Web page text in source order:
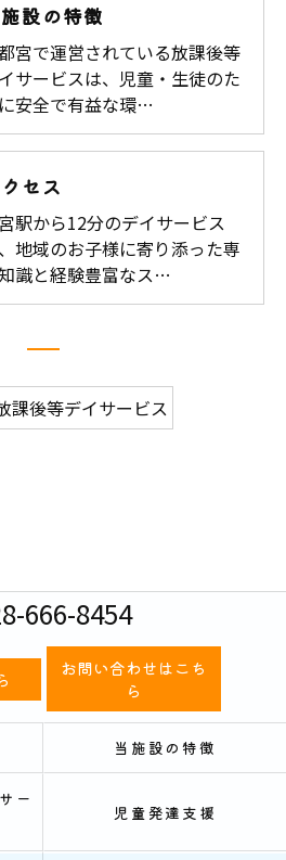
設の特徴
宮で運営されている放課後等
サービスは、児童・生徒のた
安全で有益な環…
セス
駅から12分のデイサービス
地域のお子様に寄り添った専
識と経験豊富なス…
課後等デイサービス
666-8454
お問い合わせはこち
ら
当施設の特徴
ー
児童発達支援